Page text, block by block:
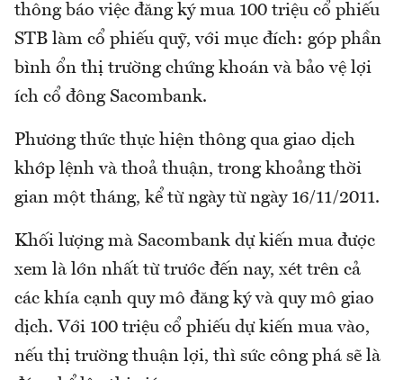
thông báo việc đăng ký mua 100 triệu cổ phiếu
STB làm cổ phiếu quỹ, với mục đích: góp phần
bình ổn thị trường chứng khoán và bảo vệ lợi
ích cổ đông Sacombank.
Phương thức thực hiện thông qua giao dịch
khớp lệnh và thoả thuận, trong khoảng thời
gian một tháng, kể từ ngày từ ngày 16/11/2011.
Khối lượng mà Sacombank dự kiến mua được
xem là lớn nhất từ trước đến nay, xét trên cả
các khía cạnh quy mô đăng ký và quy mô giao
dịch. Với 100 triệu cổ phiếu dự kiến mua vào,
nếu thị trường thuận lợi, thì sức công phá sẽ là